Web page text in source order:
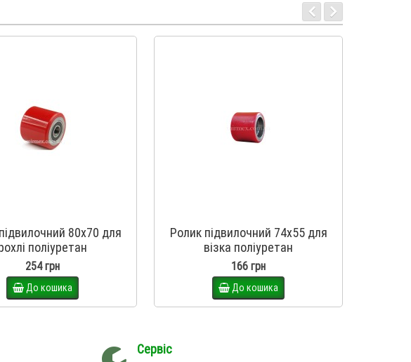
80х70 для
поліуретан
254 грн
До кошика
Ролик підвилочний 74х55 для
візка поліуретан
166 грн
До кошика
Сервіс